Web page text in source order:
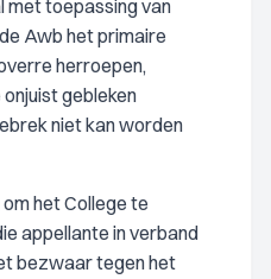
met toepassing van
Awb het primaire
herroepen,
gebleken
niet kan worden
het College te
appellante in verband
bezwaar tegen het